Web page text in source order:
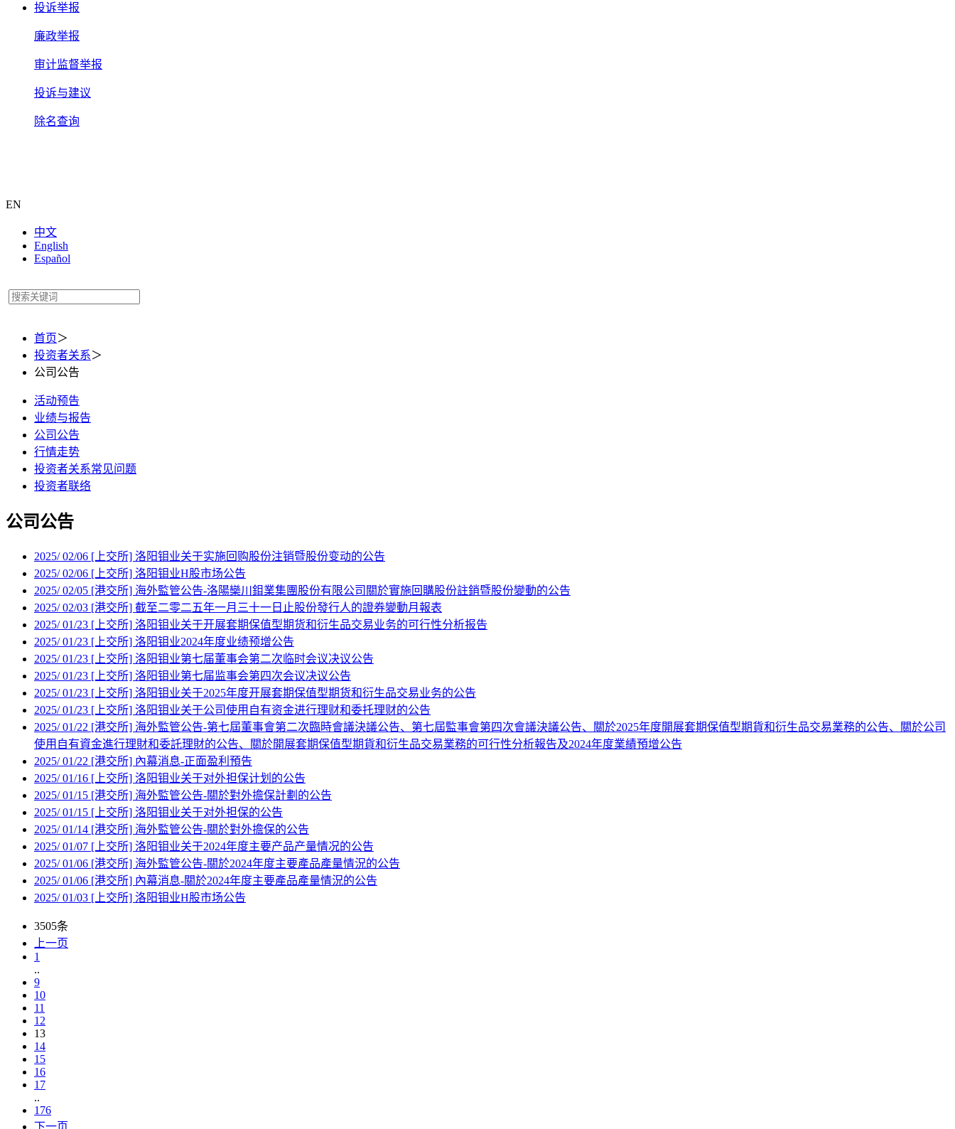
投诉举报
廉政举报
审计监督举报
投诉与建议
除名查询
EN
中文
English
Español
首页＞
投资者关系＞
公司公告
活动预告
业绩与报告
公司公告
行情走势
投资者关系常见问题
投资者联络
公司公告
2025/ 02/06 [上交所] 洛阳钼业关于实施回购股份注销暨股份变动的公告
2025/ 02/06 [上交所] 洛阳钼业H股市场公告
2025/ 02/05 [港交所] 海外監管公告-洛陽欒川鉬業集團股份有限公司關於實施回購股份註銷暨股份變動的公告
2025/ 02/03 [港交所] 截至二零二五年一月三十一日止股份發行人的證券變動月報表
2025/ 01/23 [上交所] 洛阳钼业关于开展套期保值型期货和衍生品交易业务的可行性分析报告
2025/ 01/23 [上交所] 洛阳钼业2024年度业绩预增公告
2025/ 01/23 [上交所] 洛阳钼业第七届董事会第二次临时会议决议公告
2025/ 01/23 [上交所] 洛阳钼业第七届监事会第四次会议决议公告
2025/ 01/23 [上交所] 洛阳钼业关于2025年度开展套期保值型期货和衍生品交易业务的公告
2025/ 01/23 [上交所] 洛阳钼业关于公司使用自有资金进行理财和委托理财的公告
2025/ 01/22 [港交所] 海外監管公告-第七屆董事會第二次臨時會議決議公告、第七屆監事會第四次會議決議公告、關於2025年度開展套期保值型期貨和衍生品交易業務的公告、關於公司
使用自有資金進行理財和委託理財的公告、關於開展套期保值型期貨和衍生品交易業務的可行性分析報告及2024年度業績預增公告
2025/ 01/22 [港交所] 內幕消息-正面盈利預告
2025/ 01/16 [上交所] 洛阳钼业关于对外担保计划的公告
2025/ 01/15 [港交所] 海外監管公告-關於對外擔保計劃的公告
2025/ 01/15 [上交所] 洛阳钼业关于对外担保的公告
2025/ 01/14 [港交所] 海外監管公告-關於對外擔保的公告
2025/ 01/07 [上交所] 洛阳钼业关于2024年度主要产品产量情况的公告
2025/ 01/06 [港交所] 海外監管公告-關於2024年度主要產品產量情況的公告
2025/ 01/06 [港交所] 內幕消息-關於2024年度主要產品產量情況的公告
2025/ 01/03 [上交所] 洛阳钼业H股市场公告
3505条
上一页
1
..
9
10
11
12
13
14
15
16
17
..
176
下一页